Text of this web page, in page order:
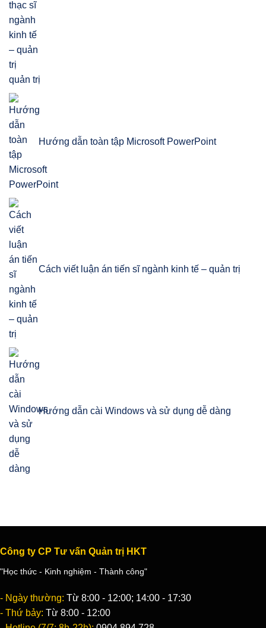
quản trị
Hướng dẫn toàn tập Microsoft PowerPoint
Cách viết luận án tiến sĩ ngành kinh tế – quản trị
Hướng dẫn cài Windows và sử dụng dễ dàng
Công ty CP Tư vấn Quản trị HKT
"Học thức - Kinh nghiệm - Thành công"
- Ngày thường: Từ 8:00 - 12:00; 14:00 - 17:30
- Thứ bảy: Từ 8:00 - 12:00